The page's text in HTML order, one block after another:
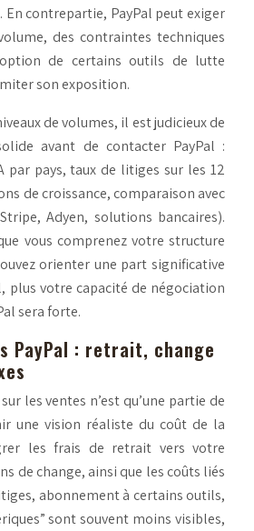
contrepartie, PayPal peut exiger
des contraintes techniques
de certains outils de lutte
son exposition.
de volumes, il est judicieux de
avant de contacter PayPal :
par pays, taux de litiges sur les 12
de croissance, comparaison avec
Adyen, solutions bancaires).
vous comprenez votre structure
orienter une part significative
plus votre capacité de négociation
sera forte.
PayPal : retrait, change
les ventes n’est qu’une partie de
une vision réaliste du coût de la
les frais de retrait vers votre
de change, ainsi que les coûts liés
abonnement à certains outils,
sont souvent moins visibles,